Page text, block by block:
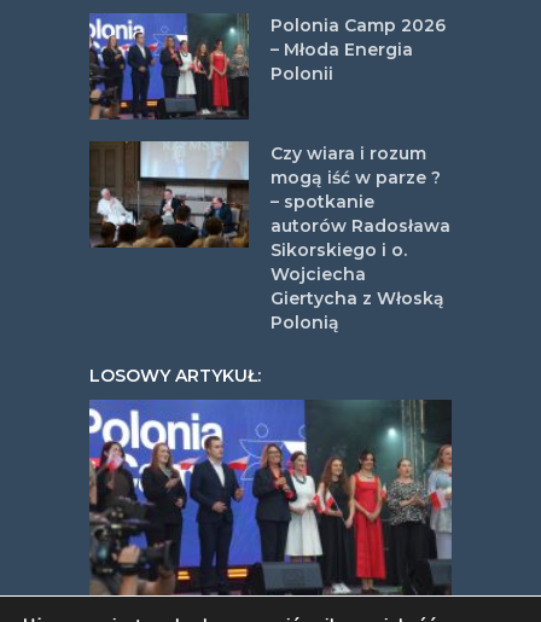
Polonia Camp 2026
– Młoda Energia
Polonii
Czy wiara i rozum
mogą iść w parze ?
– spotkanie
autorów Radosława
Sikorskiego i o.
Wojciecha
Giertycha z Włoską
Polonią
LOSOWY ARTYKUŁ: